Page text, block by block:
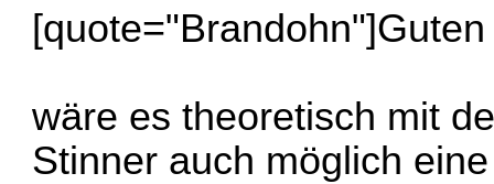
[quote="Brandohn"]Guten
wäre es theoretisch mit
Stinner auch möglich